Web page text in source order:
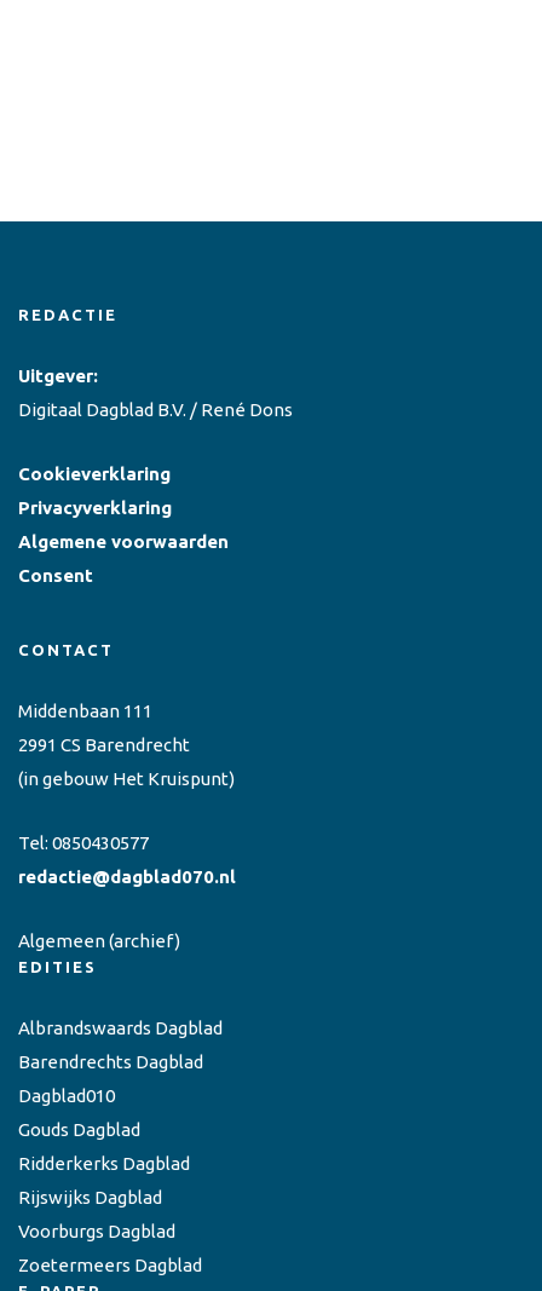
REDACTIE
Uitgever:
Digitaal Dagblad B.V. / René Dons
Cookieverklaring
Privacyverklaring
Algemene voorwaarden
Consent
CONTACT
Middenbaan 111
2991 CS Barendrecht
(in gebouw Het Kruispunt)
Tel: 0850430577
redactie@dagblad070.nl
Algemeen(archief)
EDITIES
Albrandswaards Dagblad
Barendrechts Dagblad
Dagblad010
Gouds Dagblad
Ridderkerks Dagblad
Rijswijks Dagblad
Voorburgs Dagblad
Zoetermeers Dagblad